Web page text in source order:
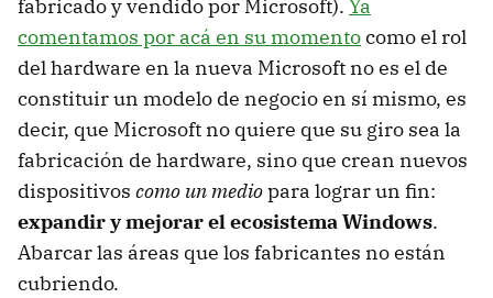
fabricado y vendido por Microsoft). Ya
comentamos por acá en su momentocomo el rol
del hardware en la nueva Microsoft no es el de
constituir un modelo de negocio en sí mismo, es
decir, que Microsoft no quiere que su giro sea la
fabricación de hardware, sino que crean nuevos
dispositivos como un mediopara lograr un fin:
expandir y mejorar el ecosistema Windows.
Abarcar las áreas que los fabricantes no están
cubriendo.